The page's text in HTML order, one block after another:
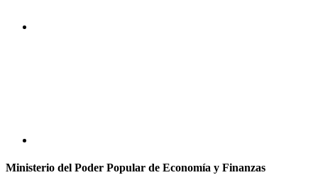
Ministerio del Poder Popular de Economía y Finanzas